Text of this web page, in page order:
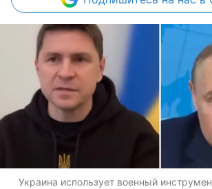
Украина использует военный